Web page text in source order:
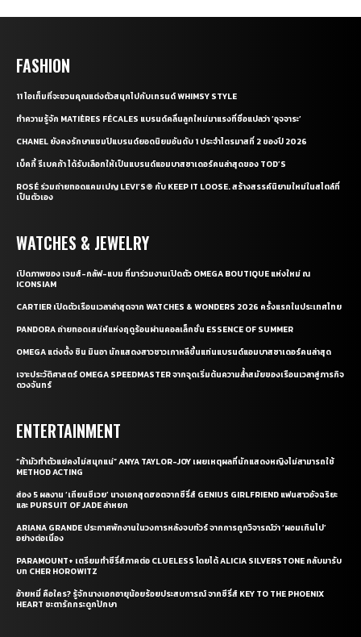
FASHION
11 ไอเท็มที่จะชวนคุณแต่งตัวสนุกไปกับเทรนด์ WHIMSY STYLE
ทำความรู้จัก MATIÈRES FÉCALES แบรนด์คลื่นลูกใหม่มาแรงที่ชื่อแปลว่า ‘อุจจาระ’
CHANEL ยังคงรักษาแชมป์แบรนด์ยอดนิยมอันดับ 1 ประจำไตรมาสที่ 2 ของปี 2026
เบ็คกี้ รีเบคก้า ได้รับเลือกให้เป็นแบรนด์แอมบาสซาเดอร์คนล่าสุดของ TOD’S
ROSÉ ร่วมถ่ายทอดแคมเปญ LEVI’S® กับ KEEP IT LOOSE. สร้างสรรค์นิยามใหม่ในสไตล์ที่
เป็นตัวเอง
WATCHES & JEWELRY
เปิดภาพของ เจมส์-กลัฟ-แบม ที่มาร่วมงานเปิดตัว OMEGA BOUTIQUE แห่งใหม่ ณ
ICONSIAM
CARTIER เปิดตัวเรือนเวลาล่าสุดจาก WATCHES & WONDERS 2026 ครั้งแรกในประเทศไทย
PANDORA ถ่ายทอดเสน่ห์แห่งฤดูร้อนผ่านคอลเล็กชั่น ESSENCE OF SUMMER
OMEGA แต่งตั้ง ชิน มินอา นักแสดงสาวชาวเกาหลีขึ้นแท่นแบรนด์แอมบาสซาเดอร์คนล่าสุด
เจาะประวัติศาสตร์ OMEGA SPEEDMASTER จากจุดเริ่มต้นความล้ำสมัยของเรือนเวลาสู่ภารกิจ
ดวงจันทร์
ENTERTAINMENT
“ถ้ามัวทำตัวแย่คงไม่สนุกแน่” ANYA TAYLOR-JOY เผยเหตุผลที่นักแสดงหญิงไม่สามารถใช้
METHOD ACTING
ส่อง 5 ผลงาน ‘เถียนซีเวย’ นางเอกสุดฮอตจากซีรี่ส์ GENIUS GIRLFRIEND แฟนสาวอัจฉริยะ
และ PURSUIT OF JADE ล่าหยก
ARIANA GRANDE ประกาศพักงานในวงการหลังจบทัวร์ จากการถูกวิจารณ์ว่า ‘ผอมเกินไป’
อย่างต่อเนื่อง
PARAMOUNT+ เตรียมทำซีรี่ส์ภาคต่อ CLUELESS โดยได้ ALICIA SILVERSTONE กลับมารับ
บท CHER HOROWITZ
อ้ายหมี่ คือใคร? รู้จักนางเอกอายุน้อยร้อยประสบการณ์ จากซีรี่ส์ KEY TO THE PHOENIX
HEART ชะตารักกระดูกปักษา